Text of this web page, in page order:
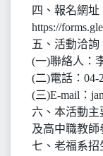
四、報名網址
https://
五、活動洽詢
(一)聯絡人：
(二)電話：04-
(三)E-mail：
六、本活動
及高中職教師
七、老福系招